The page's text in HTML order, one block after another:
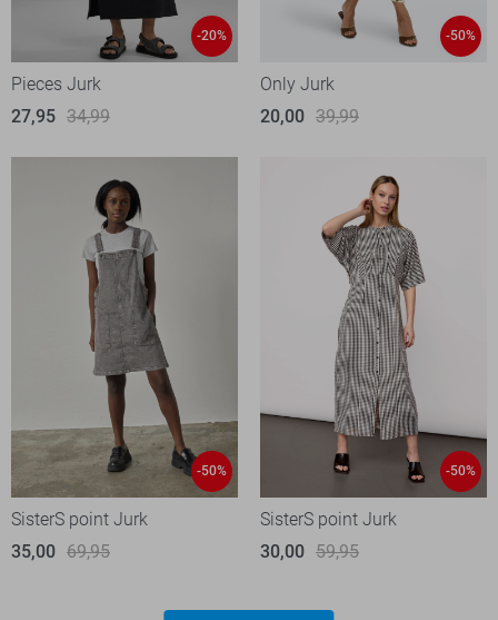
-20%
Pieces Jurk
27,95 34,99
-50%
Only Jurk
20,00 39,99
-50%
SisterS point Jurk
35,00 69,95
-50%
SisterS point Jurk
30,00 59,95